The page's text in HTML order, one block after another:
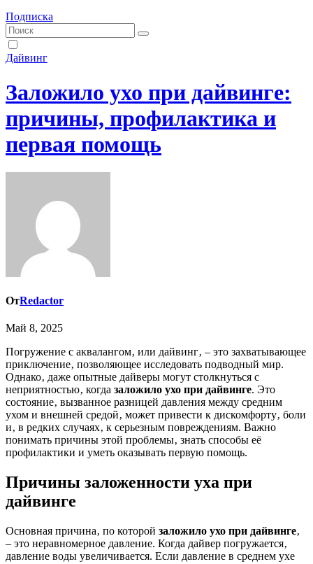
Подписка
Дайвинг
Заложило ухо при дайвинге:
причины, профилактика и
первая помощь
ОтRedactor
Май 8, 2025
Погружение с аквалангом‚ или дайвинг‚ – это захватывающее
приключение‚ позволяющее исследовать подводный мир.
Однако‚ даже опытные дайверы могут столкнуться с
неприятностью‚ когда заложило ухо при дайвинге. Это
состояние‚ вызванное разницей давления между средним
ухом и внешней средой‚ может привести к дискомфорту‚ боли
и‚ в редких случаях‚ к серьезным повреждениям. Важно
понимать причины этой проблемы‚ знать способы её
профилактики и уметь оказывать первую помощь.
Причины заложенности уха при
дайвинге
Основная причина‚ по которой заложило ухо при дайвинге‚
– это неравномерное давление. Когда дайвер погружается‚
давление воды увеличивается. Если давление в среднем ухе